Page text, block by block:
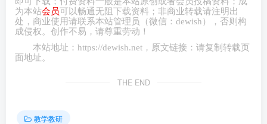
为本站会员可以畅通无阻下载资料；非商业转载请注明出
处，商业使用请联系本站管理员（微信： dewish ），否则构
成侵权。创作不易，请尊重劳动！
本站地址： https://dewish.net ，原文链接：请复制转载页
面地址。
THE END
教学教研